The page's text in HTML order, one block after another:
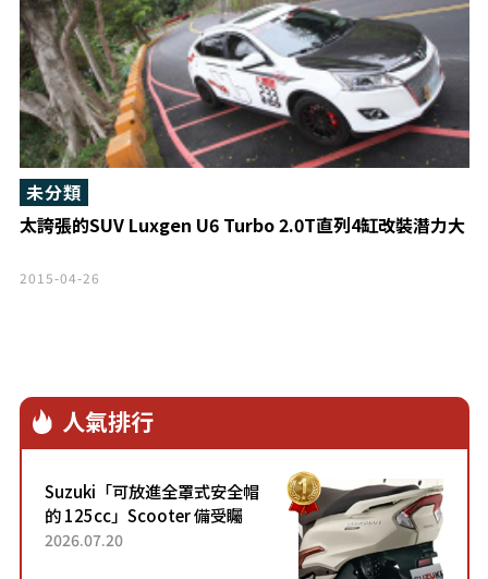
太誇張的SUV Luxgen U6 Turbo 2.0T直列4缸改裝潛力大
未分類
2015-04-26
人氣排行
Suzuki「可放進全罩式安全帽
的 125cc」Scooter 備受矚
目！採用全新流線設計與各項
2026.07.20